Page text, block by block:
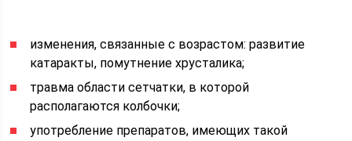
изменения, связанные с возрастом: развитие
катаракты, помутнение хрусталика;
травма области сетчатки, в которой
располагаются колбочки;
употребление препаратов, имеющих такой